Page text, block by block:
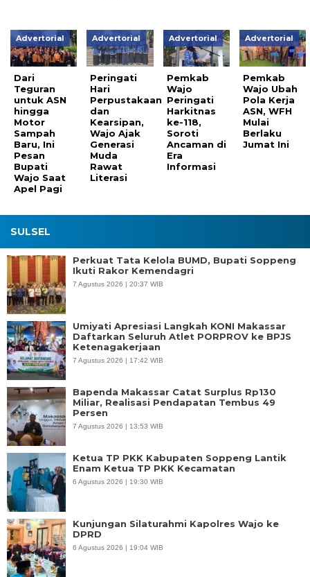
Advertorial
Dari
Teguran
untuk ASN
hingga
Motor
Sampah
Baru, Ini
Pesan
Bupati
Wajo Saat
Apel Pagi
Advertorial
Peringati
Hari
Perpustakaan
dan
Kearsipan,
Wajo Ajak
Generasi
Muda
Rawat
Literasi
Advertorial
Pemkab
Wajo
Peringati
Harkitnas
ke-118,
Soroti
Ancaman di
Era
Informasi
Advertorial
Pemkab
Wajo Ubah
Pola Kerja
ASN, WFH
Mulai
Berlaku
Jumat Ini
SULSEL
Perkuat Tata Kelola BUMD, Bupati Soppeng
Ikuti Rakor Kemendagri
7 Agustus 2026 | 20:37 WIB
Umiyati Apresiasi Langkah KONI Makassar
Daftarkan Seluruh Atlet PORPROV ke BPJS
Ketenagakerjaan
7 Agustus 2026 | 17:42 WIB
Bapenda Makassar Catat Surplus Rp130
Miliar, Realisasi Pendapatan Tembus 49
Persen
7 Agustus 2026 | 13:53 WIB
Ketua TP PKK Kabupaten Soppeng Lantik
Enam Ketua TP PKK Kecamatan
6 Agustus 2026 | 19:30 WIB
Kunjungan Silaturahmi Kapolres Wajo ke
DPRD
6 Agustus 2026 | 19:04 WIB